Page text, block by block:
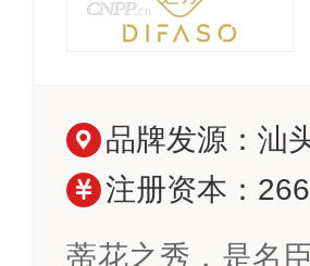
品牌发源：汕
注册资本：
蒂花之秀，是名